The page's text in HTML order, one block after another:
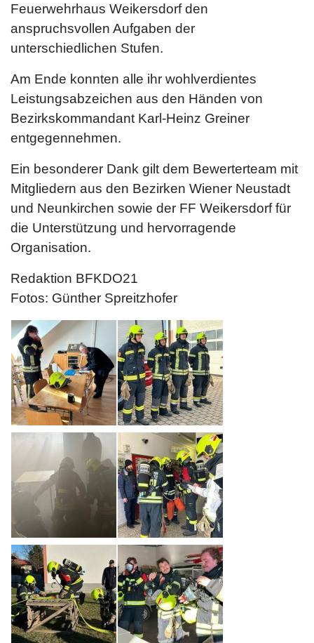
Feuerwehrhaus Weikersdorf den
anspruchsvollen Aufgaben der
unterschiedlichen Stufen.
Am Ende konnten alle ihr wohlverdientes
Leistungsabzeichen aus den Händen von
Bezirkskommandant Karl-Heinz Greiner
entgegennehmen.
Ein besonderer Dank gilt dem Bewerterteam mit
Mitgliedern aus den Bezirken Wiener Neustadt
und Neunkirchen sowie der FF Weikersdorf für
die Unterstützung und hervorragende
Organisation.
Redaktion BFKDO21
Fotos: Günther Spreitzhofer